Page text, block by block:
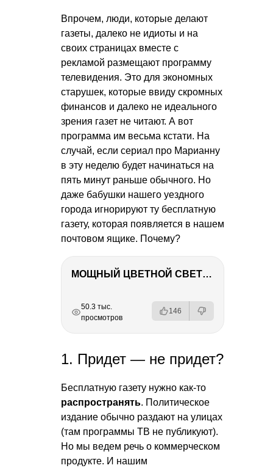
Впрочем, люди, которые делают
газеты, далеко не идиоты и на
своих страницах вместе с
рекламой размещают программу
телевидения. Это для экономных
старушек, которые ввиду скромных
финансов и далеко не идеального
зрения газет не читают. А вот
программа им весьма кстати. На
случай, если сериал про Марианну
в эту неделю будет начинаться на
пять минут раньше обычного. Но
даже бабушки нашего уездного
города игнорируют ту бесплатную
газету, которая появляется в нашем
почтовом ящике. Почему?
МОЩНЫЙ ЦВЕТНОЙ СВЕТ – NANLITE FC-500C
РЕКЛАМА
РЕКЛАМА
РЕКЛАМА
50.3 тыс.
просмотров
146
1. Придет — не придет?
Бесплатную газету нужно как-то
распространять. Политическое
издание обычно раздают на улицах
(там программы ТВ не публикуют).
Но мы ведем речь о коммерческом
продукте. И нашим